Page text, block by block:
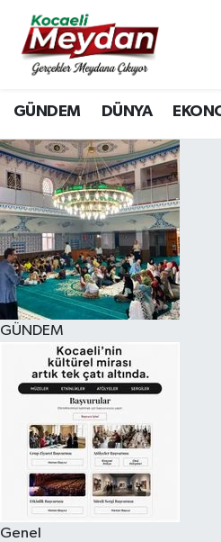
GÜNDEM DÜNYA
GÜNDEM
Genel
Nöbetçi Eczaneler
Hava Durumu
Trafik Durumu
Süper Lig Puan Durumu
Tüm Manşetler
Son Dakika Haberleri
Haber Arşivi